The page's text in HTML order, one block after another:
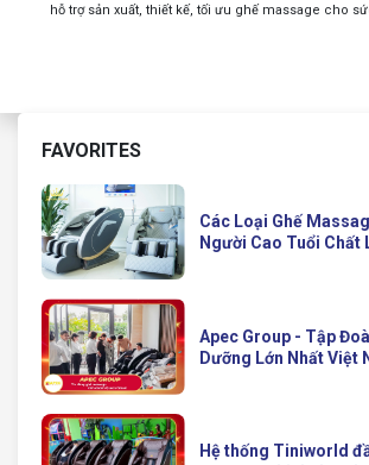
hỗ trợ sản xuất, thiết kế, tối ưu ghế massage cho
FAVORITES
Các Loại Ghế
Người Cao Tuổi Chất
Apec Group - Tập
Dưỡng Lớn Nhất Việt
Hệ thống Tiniworld